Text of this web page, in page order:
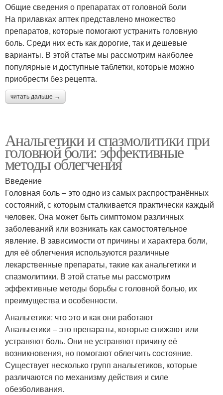
Общие сведения о препаратах от головной боли
На прилавках аптек представлено множество
препаратов, которые помогают устранить головную
боль. Среди них есть как дорогие, так и дешевые
варианты. В этой статье мы рассмотрим наиболее
популярные и доступные таблетки, которые можно
приобрести без рецепта.
читать дальше →
Анальгетики и спазмолитики при
головной боли: эффективные
методы облегчения
Введение
Головная боль – это одно из самых распространённых
состояний, с которым сталкивается практически каждый
человек. Она может быть симптомом различных
заболеваний или возникать как самостоятельное
явление. В зависимости от причины и характера боли,
для её облегчения используются различные
лекарственные препараты, такие как анальгетики и
спазмолитики. В этой статье мы рассмотрим
эффективные методы борьбы с головной болью, их
преимущества и особенности.
Анальгетики: что это и как они работают
Анальгетики – это препараты, которые снижают или
устраняют боль. Они не устраняют причину её
возникновения, но помогают облегчить состояние.
Существует несколько групп анальгетиков, которые
различаются по механизму действия и силе
обезболивания.